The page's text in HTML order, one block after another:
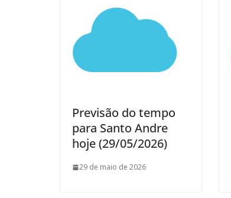
Previsão do tempo
para Santo Andre
hoje (29/05/2026)
29 de maio de 2026